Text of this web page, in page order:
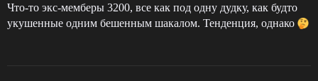
Что-то экс-мемберы 3200, все как под одну дудку, как будто
укушенные одним бешенным шакалом. Тенденция, однако